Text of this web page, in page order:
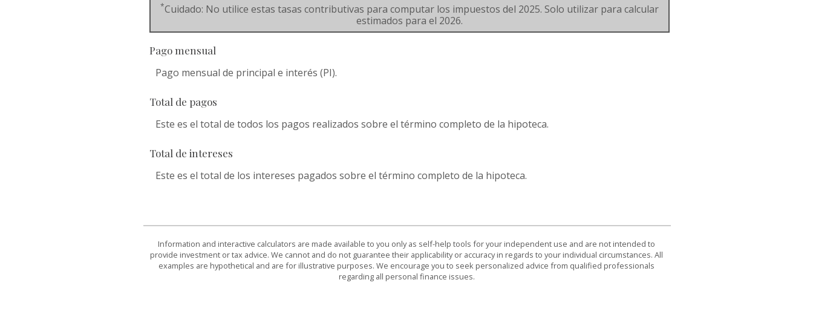
*Cuidado: No utilice estas tasas contributivas para computar los impuestos del 2025. Solo utilizar para calcular
estimados para el 2026.
Pago mensual
Pago mensual de principal e interés (PI).
Total de pagos
Este es el total de todos los pagos realizados sobre el término completo de la hipoteca.
Total de intereses
Este es el total de los intereses pagados sobre el término completo de la hipoteca.
Information and interactive calculators are made available to you only as self-help tools for your independent use and are not intended to
provide investment or tax advice. We cannot and do not guarantee their applicability or accuracy in regards to your individual circumstances. All
examples are hypothetical and are for illustrative purposes. We encourage you to seek personalized advice from qualified professionals
regarding all personal finance issues.